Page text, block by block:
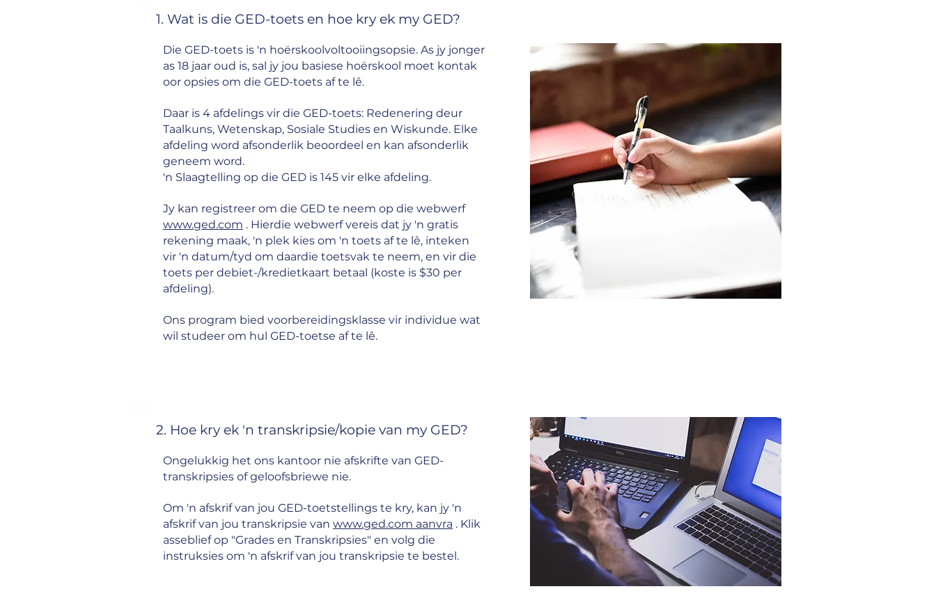
1. Wat is die GED-toets en hoe kry ek my GED?
Die GED-toets is 'n hoërskoolvoltooiingsopsie. As jy jonger
as 18 jaar oud is, sal jy jou basiese hoërskool moet kontak
oor opsies om die GED-toets af te lê.
Daar is 4 afdelings vir die GED-toets: Redenering deur
Taalkuns, Wetenskap, Sosiale Studies en Wiskunde. Elke
afdeling word afsonderlik beoordeel en kan afsonderlik
geneem word.
'n Slaagtelling op die GED is 145 vir elke afdeling.
Jy kan registreer om die GED te neem op die webwerf
www.ged.com . Hierdie webwerf vereis dat jy 'n gratis
rekening maak, 'n plek kies om 'n toets af te lê, inteken
vir 'n datum/tyd om daardie toetsvak te neem, en vir die
toets per debiet-/kredietkaart betaal (koste is $30 per
afdeling).
Ons program bied voorbereidingsklasse vir individue wat
wil studeer om hul GED-toetse af te lê.
2. Hoe kry ek 'n transkripsie/kopie van my GED?
Ongelukkig het ons kantoor nie afskrifte van GED-
transkripsies of geloofsbriewe nie.
Om 'n afskrif van jou GED-toetstellings te kry, kan jy 'n
afskrif van jou transkripsie van www.ged.com aanvra . Klik
asseblief op "Grades en Transkripsies" en volg die
instruksies om 'n afskrif van jou transkripsie te bestel.